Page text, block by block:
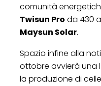
comunità
Twisun Pro da 430
Maysun Solar.
Spazio infine alla
ottobre avvierà una
la produzione di